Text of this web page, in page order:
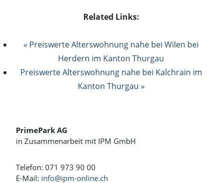
Related Links:
« Preiswerte Alterswohnung nahe bei Wilen bei
Herdern im Kanton Thurgau
Preiswerte Alterswohnung nahe bei Kalchrain im
Kanton Thurgau »
PrimePark AG
in Zusammenarbeit mit IPM GmbH
Telefon: 071 973 90 00
E-Mail: info@ipm-online.ch